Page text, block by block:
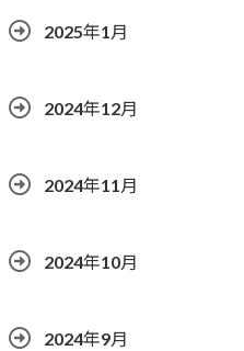
2025年1月
2024年12月
2024年11月
2024年10月
2024年9月